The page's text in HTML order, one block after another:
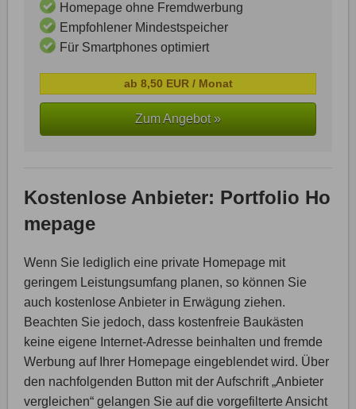
Homepage ohne Fremdwerbung
Empfohlener Mindestspeicher
Für Smartphones optimiert
ab 8,50 EUR / Monat
Zum Angebot »
Kostenlose Anbieter: Portfolio Ho
mepage
Wenn Sie lediglich eine private Homepage mit
geringem Leistungsumfang planen, so können Sie
auch kostenlose Anbieter in Erwägung ziehen.
Beachten Sie jedoch, dass kostenfreie Baukästen
keine eigene Internet-Adresse beinhalten und fremde
Werbung auf Ihrer Homepage eingeblendet wird. Über
den nachfolgenden Button mit der Aufschrift „Anbieter
vergleichen“ gelangen Sie auf die vorgefilterte Ansicht